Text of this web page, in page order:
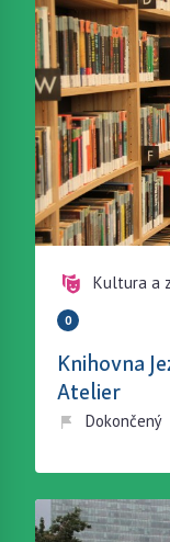
Kultura a
0
Knihovna
Atelier
Dokončený